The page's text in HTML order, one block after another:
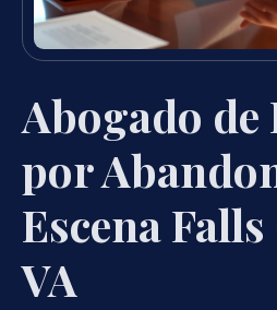
Abogado de
por
Escena
VA